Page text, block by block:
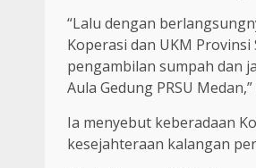
“Lalu dengan
Koperasi dan UKM
pengambilan sumpah dan
Aula Gedung PRSU
Ia menyebut keberadaan
kesejahteraan kalangan